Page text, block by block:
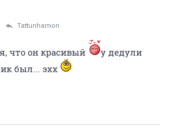
Tattunhamon
что он красивый
у дедули
был... эхх